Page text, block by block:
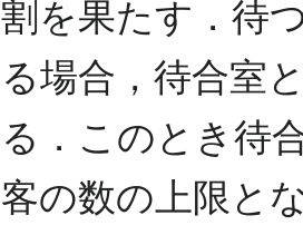
割を果たす．待
る場合，待合室
る．このとき待
客の数の上限と